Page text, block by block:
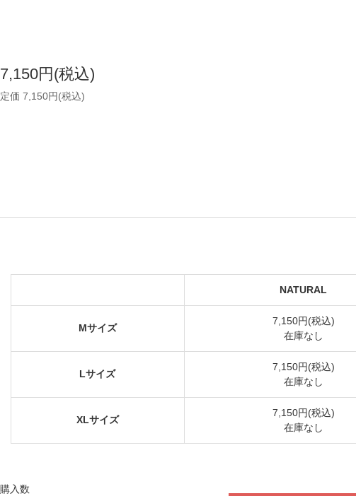
7,150円(税込)
定価 7,150円(税込)
NATURAL
Mサイズ
7,150円(税込)
在庫なし
Lサイズ
7,150円(税込)
在庫なし
XLサイズ
7,150円(税込)
在庫なし
購入数